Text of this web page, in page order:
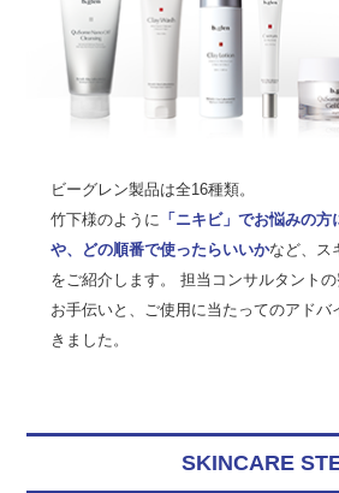
ビーグレン製品は全16種類。
竹下様のように 「ニキビ」でお悩みの
や、どの順番で使ったらいいかなど、ス
をご紹介します。 担当コンサルタント
お手伝いと、ご使用に当たってのアドバ
きました。
SKINCARE